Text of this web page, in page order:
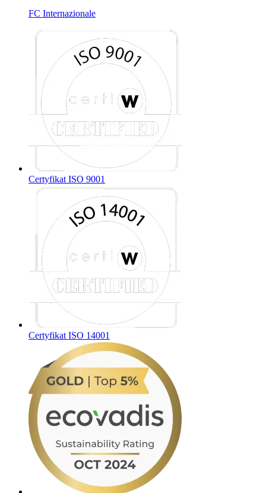
FC Internazionale
Certyfikat ISO 9001
Certyfikat ISO 14001